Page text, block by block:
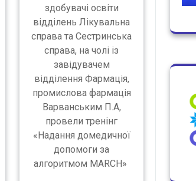
здобувачі освіти
відділень Лікувальна
справа та Сестринська
справа, на чолі із
завідувачем
відділення Фармація,
промислова фармація
Варванським П.А,
провели тренінг
«Надання домедичної
допомоги за
алгоритмом MARCH»